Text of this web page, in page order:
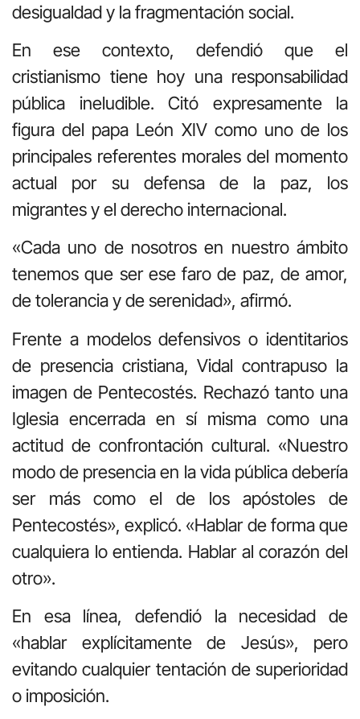
desigualdad y la fragmentación social.
En ese contexto, defendió que el
cristianismo tiene hoy una responsabilidad
pública ineludible. Citó expresamente la
figura del papa León XIV como uno de los
principales referentes morales del momento
actual por su defensa de la paz, los
migrantes y el derecho internacional.
«Cada uno de nosotros en nuestro ámbito
tenemos que ser ese faro de paz, de amor,
de tolerancia y de serenidad», afirmó.
Frente a modelos defensivos o identitarios
de presencia cristiana, Vidal contrapuso la
imagen de Pentecostés. Rechazó tanto una
Iglesia encerrada en sí misma como una
actitud de confrontación cultural. «Nuestro
modo de presencia en la vida pública debería
ser más como el de los apóstoles de
Pentecostés», explicó. «Hablar de forma que
cualquiera lo entienda. Hablar al corazón del
otro».
En esa línea, defendió la necesidad de
«hablar explícitamente de Jesús», pero
evitando cualquier tentación de superioridad
o imposición.